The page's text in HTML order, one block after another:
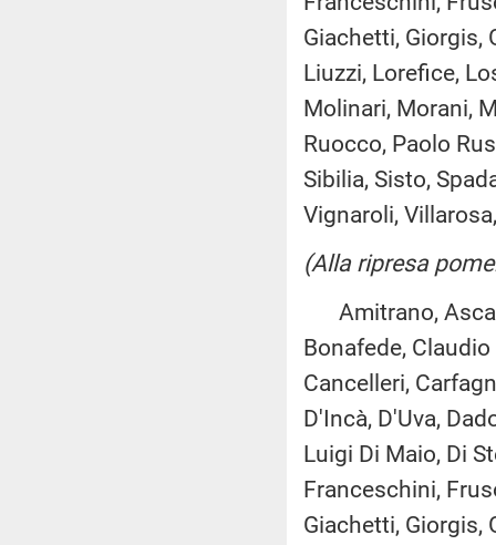
Giachetti, Giorgis,
Liuzzi, Lorefice,
Molinari, Morani,
Ruocco, Paolo
Sibilia, Sisto,
Vignaroli,
(Alla ripresa
Amitrano,
Bonafede,
Cancelleri,
D'Incà, D'Uva,
Luigi Di Maio, Di
Franceschini,
Giachetti, Giorgis,